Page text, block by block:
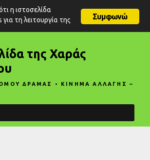
της Χαράς
ΔΡΑΜΑΣ • ΚΙΝΗΜΑ ΑΛΛΑΓΗΣ –
Συμφωνώ
η ιστοσελίδα
τη λειτουργία της